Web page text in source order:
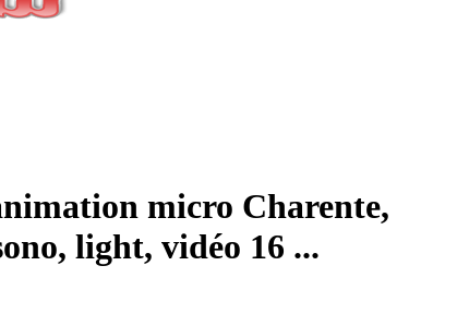
micro Charente,
light, vidéo 16 ...